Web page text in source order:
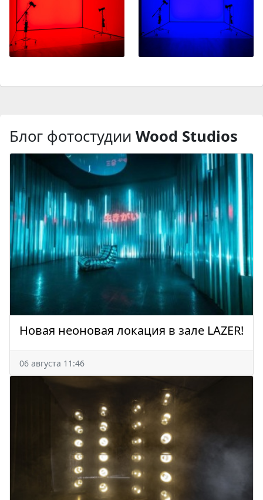
Блог фотостудии Wood Studios
Новая неоновая локация в зале LAZER!
06 августа 11:46